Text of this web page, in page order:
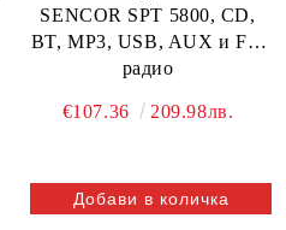
SENCOR SPT 5800, CD,
BT, MP3, USB, AUX и FM
радио
€107.36 209.98лв.